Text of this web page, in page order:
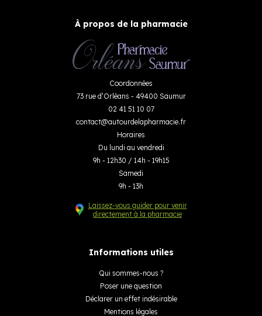
À propos de la pharmacie
Coordonnées
73 rue d’Orléans - 49400 Saumur
02 41 51 10 07
contact@autourdelapharmacie.fr
Horaires
Du lundi au vendredi
9h - 12h30 / 14h - 19h15
Samedi
9h - 13h
Laissez-vous guider pour venir
directement à la pharmacie
Informations utiles
Qui sommes-nous ?
Poser une question
Déclarer un effet indésirable
Mentions légales